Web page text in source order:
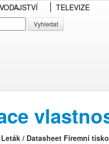
TELEVIZE
Vyhledat
Leták / Datasheet Firemní